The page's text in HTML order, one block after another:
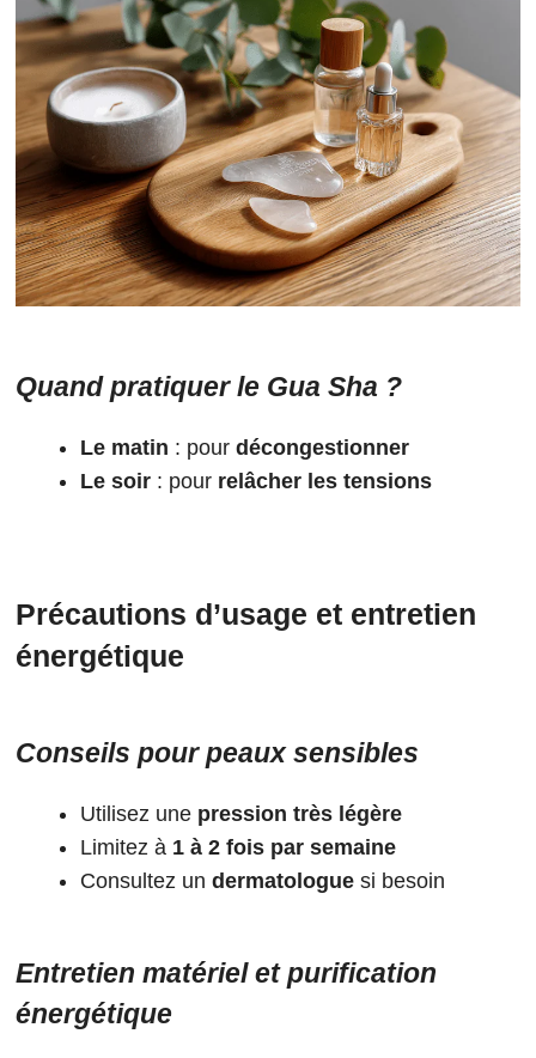
Quand pratiquer le Gua Sha ?
Le matin : pour décongestionner
Le soir : pour relâcher les tensions
Précautions d’usage et entretien
énergétique
Conseils pour peaux sensibles
Utilisez une pression très légère
Limitez à 1 à 2 fois par semaine
Consultez un dermatologue si besoin
Entretien matériel et purification
énergétique